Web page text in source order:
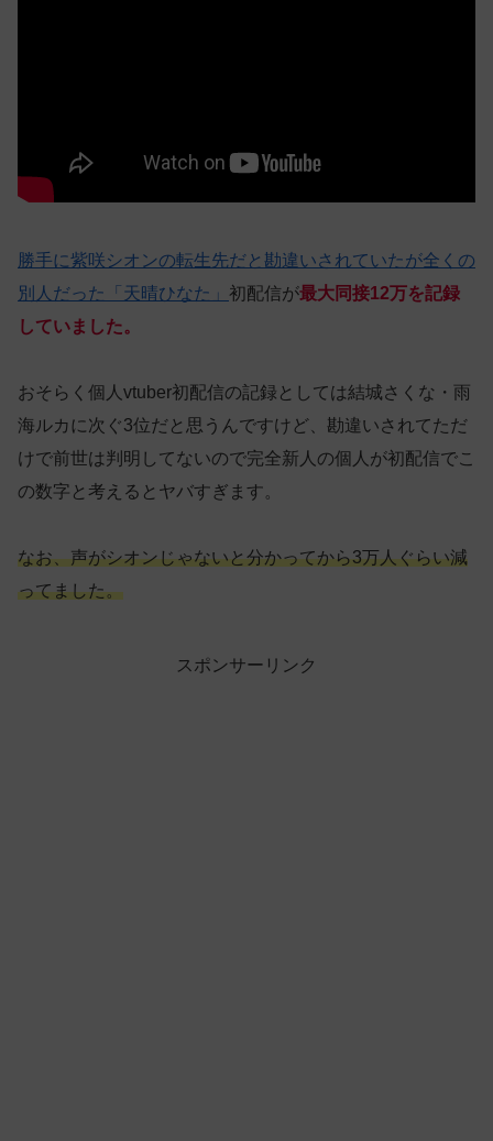
勝手に紫咲シオンの転生先だと勘違いされていたが全くの
別人だった「天晴ひなた」 初配信が最大同接12万を記録
していました。
おそらく個人vtuber初配信の記録としては結城さくな・雨
海ルカに次ぐ3位だと思うんですけど、勘違いされてただ
けで前世は判明してないので完全新人の個人が初配信でこ
の数字と考えるとヤバすぎます。
なお、声がシオンじゃないと分かってから3万人ぐらい減
ってました。
スポンサーリンク